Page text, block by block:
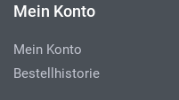
Mein Konto
Mein Konto
Bestellhistorie